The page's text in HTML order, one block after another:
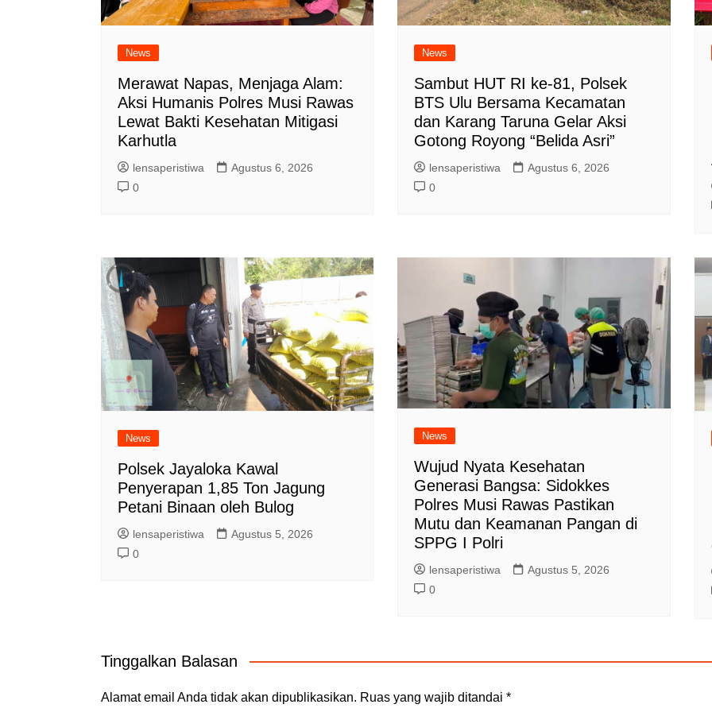
News
Merawat Napas, Menjaga Alam:
Aksi Humanis Polres Musi Rawas
Lewat Bakti Kesehatan Mitigasi
Karhutla
lensaperistiwa
Agustus 6, 2026
0
News
Sambut HUT RI ke-81, Polsek
BTS Ulu Bersama Kecamatan
dan Karang Taruna Gelar Aksi
Gotong Royong “Belida Asri”
lensaperistiwa
Agustus 6, 2026
0
News
Polsek Jayaloka Kawal
Penyerapan 1,85 Ton Jagung
Petani Binaan oleh Bulog
lensaperistiwa
Agustus 5, 2026
0
News
Wujud Nyata Kesehatan
Generasi Bangsa: Sidokkes
Polres Musi Rawas Pastikan
Mutu dan Keamanan Pangan di
SPPG I Polri
lensaperistiwa
Agustus 5, 2026
0
Tinggalkan Balasan
Alamat email Anda tidak akan dipublikasikan. Ruas yang wajib ditandai *